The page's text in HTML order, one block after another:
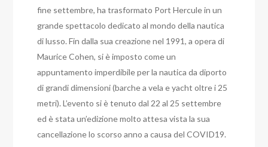
fine settembre, ha trasformato Port Hercule in un
grande spettacolo dedicato al mondo della nautica
di lusso. Fin dalla sua creazione nel 1991, a opera di
Maurice Cohen, si è imposto come un
appuntamento imperdibile per la nautica da diporto
di grandi dimensioni (barche a vela e yacht oltre i 25
metri). L’evento si è tenuto dal 22 al 25 settembre
ed è stata un’edizione molto attesa vista la sua
cancellazione lo scorso anno a causa del COVID19.